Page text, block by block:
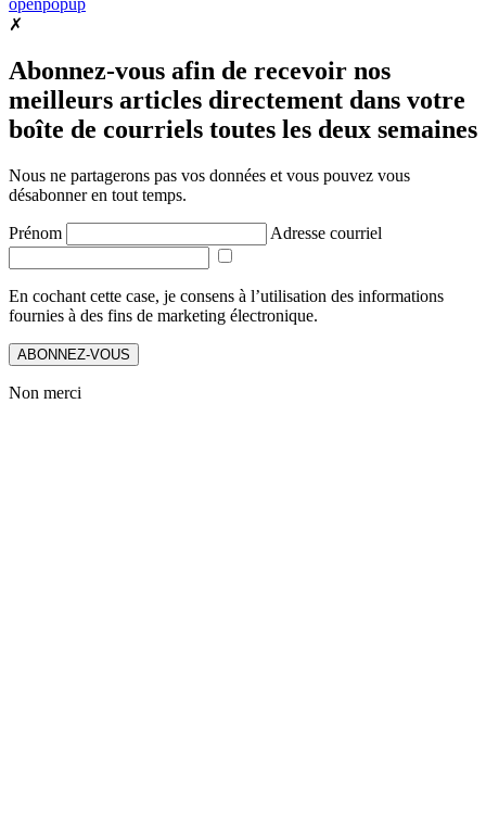
✗
Abonnez-vous afin de recevoir nos
meilleurs articles directement dans votre
boîte de courriels toutes les deux semaines
Nous ne partagerons pas vos données et vous pouvez vous
désabonner en tout temps.
Prénom Adresse courriel
En cochant cette case, je consens à l’utilisation des informations
fournies à des fins de marketing électronique.
ABONNEZ-VOUS
Non merci